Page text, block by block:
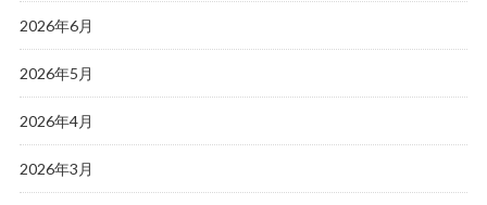
2026年6月
2026年5月
2026年4月
2026年3月